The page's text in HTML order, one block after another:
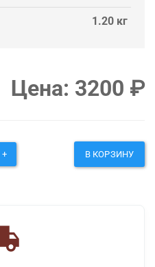
1.20 кг
Цена: 3200 ₽
+ В КОРЗИНУ